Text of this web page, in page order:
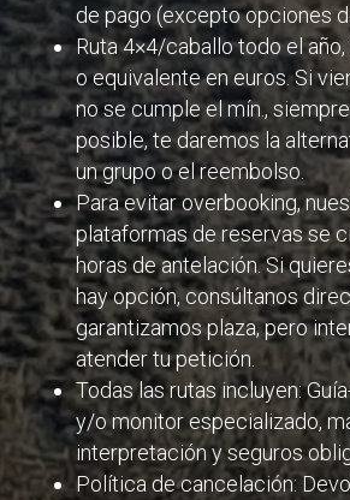
de pago (excepto opciones
Ruta 4×4/caballo todo el
o equivalente en euros. Si
no se cumple el mín.,
posible, te daremos la
un grupo o el reembolso.
Para evitar overbooking,
plataformas de reservas se
horas de antelación. Si
hay opción, consúltanos
garantizamos plaza, pero
atender tu petición.
Todas las rutas incluyen:
y/o monitor especializado,
interpretación y seguros
Política de cancelación: